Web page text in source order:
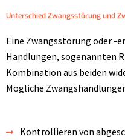
Unterschied Zwangsstörung und
Eine Zwangsstörung oder -
Handlungen, sogenannten
Kombination aus beiden
Mögliche
Kontrollieren von